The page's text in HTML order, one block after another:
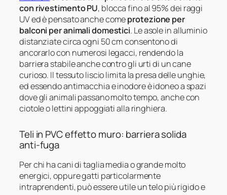
con rivestimento PU, blocca fino al 95% dei raggi
UV ed è pensato anche comeprotezione per
balconi per animali domestici. Le asole in alluminio
distanziate circa ogni 50 cm consentono di
ancorarlo con numerosi legacci, rendendo la
barriera stabile anche contro gli urti di un cane
curioso. Il tessuto liscio limita la presa delle unghie,
ed essendo antimacchia e inodore è idoneo a spazi
dove gli animali passano molto tempo, anche con
ciotole o lettini appoggiati alla ringhiera.
Teli in PVC effetto muro: barriera solida
anti-fuga
Per chi ha cani di taglia media o grande molto
energici, oppure gatti particolarmente
intraprendenti, può essere utile un telo più rigido e